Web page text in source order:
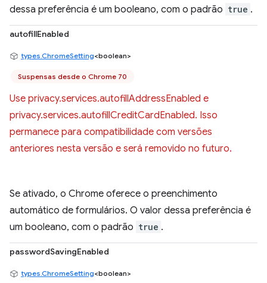
dessa preferência é um booleano, com o padrão true .
autofillEnabled
types.ChromeSetting<boolean>
Suspensas desde o Chrome 70
Use privacy.services.autofillAddressEnabled e
privacy.services.autofillCreditCardEnabled. Isso
permanece para compatibilidade com versões
anteriores nesta versão e será removido no futuro.
Se ativado, o Chrome oferece o preenchimento
automático de formulários. O valor dessa preferência é
um booleano, com o padrão true .
passwordSavingEnabled
types.ChromeSetting<boolean>